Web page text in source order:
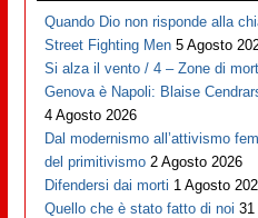
Quando Dio non risponde alla
Street Fighting Men 5 Agosto
Si alza il vento / 4 – Zone di
Genova è Napoli: Blaise
4 Agosto 2026
Dal modernismo all’attivismo
del primitivismo 2 Agosto 2026
Difendersi dai morti 1 Agosto
Quello che è stato fatto di noi 31